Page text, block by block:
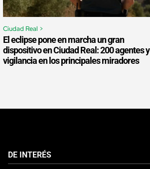
Ciudad Real >
El eclipse pone en marcha un gran
dispositivo en Ciudad Real: 200 agentes y
vigilancia en los principales miradores
DE INTERÉS